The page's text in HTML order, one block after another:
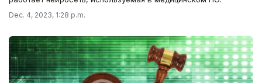
Dec. 4, 2023, 1:28 p.m.